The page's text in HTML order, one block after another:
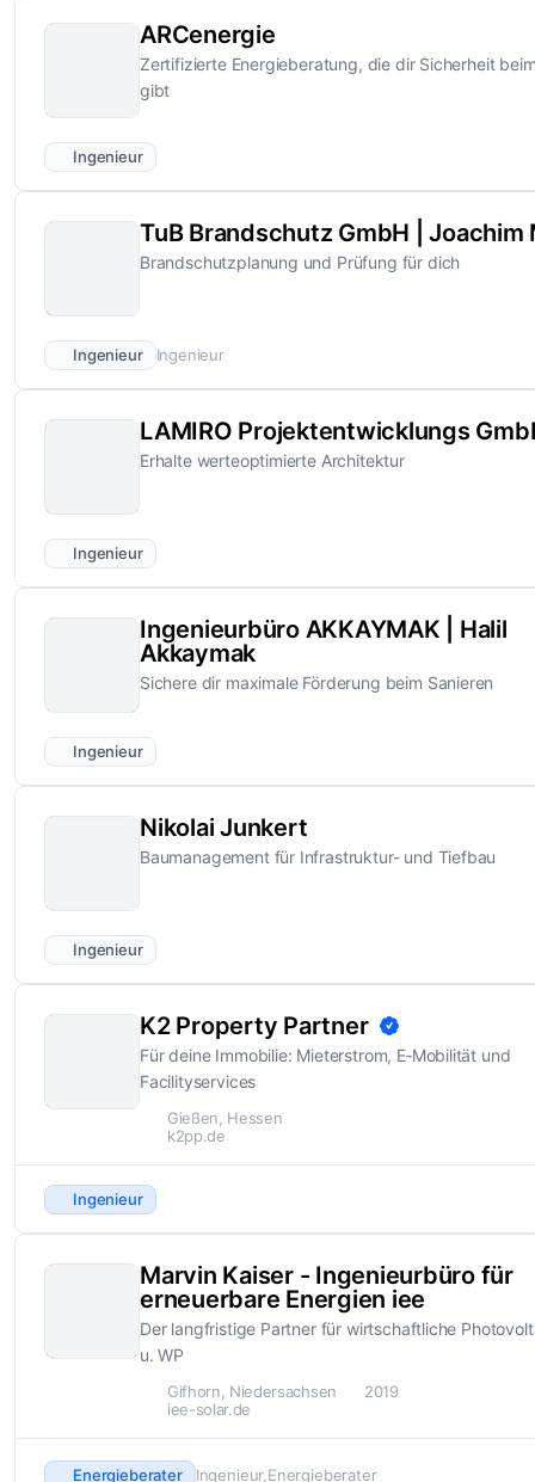
ARCenergie
Zertifizierte Energieberatung, die dir Sicherheit
gibt
Ingenieur
TuB Brandschutz GmbH | Joachim
Brandschutzplanung und Prüfung für dich
Ingenieur Ingenieur
LAMIRO Projektentwicklungs
Erhalte werteoptimierte Architektur
Ingenieur
Ingenieurbüro AKKAYMAK | Halil
Akkaymak
Sichere dir maximale Förderung beim Sanieren
Ingenieur
Nikolai Junkert
Baumanagement für Infrastruktur- und Tiefbau
Ingenieur
K2 Property Partner
Für deine Immobilie: Mieterstrom, E‑Mobilität und
Facilityservices
Gießen, Hessen
k2pp.de
Ingenieur
Marvin Kaiser - Ingenieurbüro für
erneuerbare Energien iee
Der langfristige Partner für wirtschaftliche
u. WP
Gifhorn, Niedersachsen
2019
iee-solar.de
Energieberater Ingenieur Energieberater